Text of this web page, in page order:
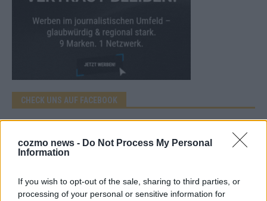
cozmo news - Do Not Process My Personal
Information
If you wish to opt-out of the sale, sharing to third parties, or
processing of your personal or sensitive information for
CHECK UNS AUF FACEBOOK